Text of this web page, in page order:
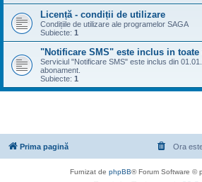
Licență - condiții de utilizare
Condițiile de utilizare ale programelor SAGA
Subiecte: 1
"Notificare SMS" este inclus in
Serviciul "Notificare SMS" este inclus din
abonament.
Subiecte: 1
Prima pagină Ora
Furnizat de phpBB® Forum Software ©